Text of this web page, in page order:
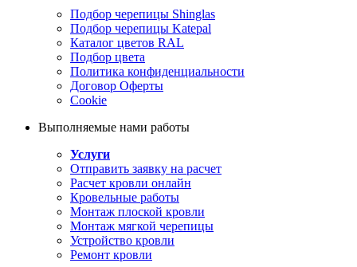
Подбор черепицы Shinglas
Подбор черепицы Katepal
Каталог цветов RAL
Подбор цвета
Политика конфиденциальности
Договор Оферты
Cookie
Выполняемые нами работы
Услуги
Отправить заявку на расчет
Расчет кровли онлайн
Кровельные работы
Монтаж плоской кровли
Монтаж мягкой черепицы
Устройство кровли
Ремонт кровли